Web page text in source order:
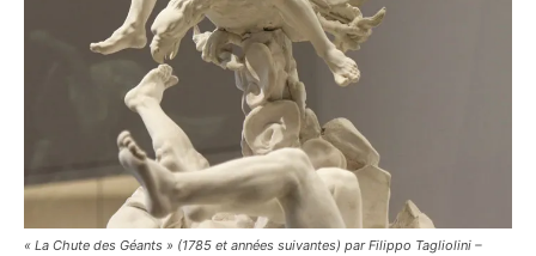
« La Chute des Géants » (1785 et années suivantes) par Filippo Tagliolini –